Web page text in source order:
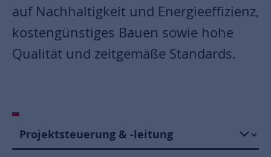
auf Nachhaltigkeit und Energieeffizienz,
kostengünstiges Bauen sowie hohe
Qualität und zeitgemäße Standards.